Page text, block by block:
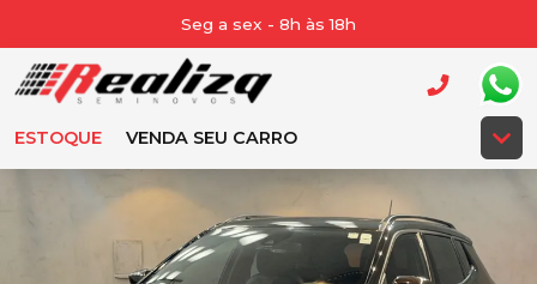
Seg a sex - 8h às 18h
ESTOQUE VENDA SEU CARRO